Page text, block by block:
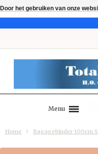
Menu
Home Bagagebinder 100cm
Door het gebruiken van onze